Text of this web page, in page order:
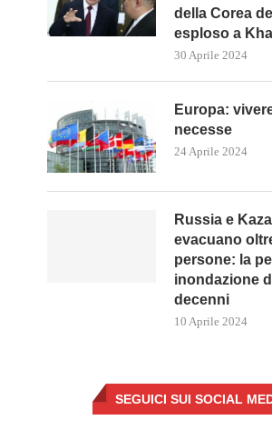
della Corea
esploso a
30 Aprile 2024
Europa:
necesse
24 Aprile 2024
Russia e
evacuano
persone: la
inondazione
decenni
10 Aprile 2024
SEGUICI SUI SOCIAL